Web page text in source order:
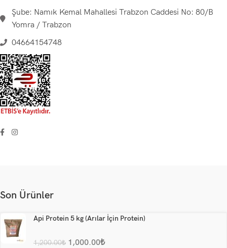
Şube: Namık Kemal Mahallesi Trabzon Caddesi No: 80/B
Yomra / Trabzon
04664154748
Son Ürünler
Api Protein 5 kg (Arılar İçin Protein)
1,200.00₺ 1,000.00₺